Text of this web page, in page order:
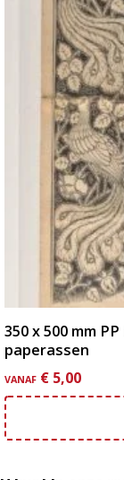
350 x 500 mm
paperassen
VANAF € 5,00
gekozen
worden
productpagina